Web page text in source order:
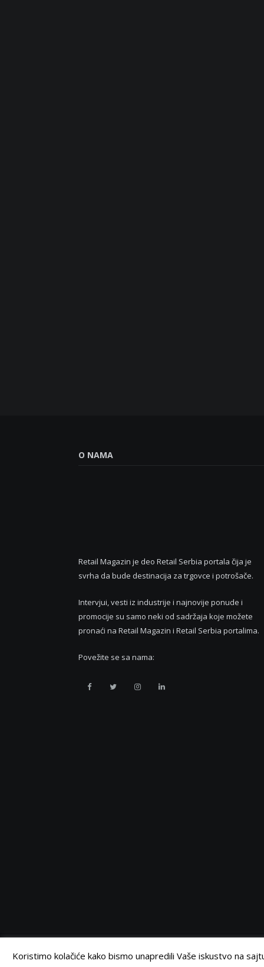
O NAMA
Retail Magazin je deo Retail Serbia portala čija je
svrha da bude destinacija za trgovce i potrošače.
Intervjui, vesti iz industrije i najnovije ponude i
promocije su samo neki od sadržaja koje možete
pronaći na Retail Magazin i Retail Serbia portalima.
Povežite se sa nama:
Retail Retail Retail Retail
Koristimo kolačiće kako bismo unapredili Vaše iskustvo na